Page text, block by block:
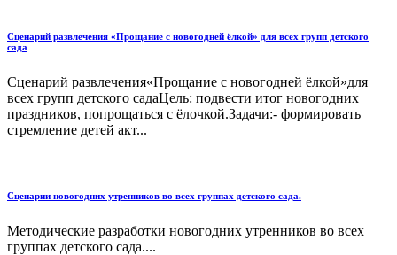
Сценарий развлечения «Прощание с новогодней ёлкой» для всех групп детского
сада
Сценарий развлечения«Прощание с новогодней ёлкой»для
всех групп детского садаЦель: подвести итог новогодних
праздников, попрощаться с ёлочкой.Задачи:- формировать
стремление детей акт...
Сценарии новогодних утренников во всех группах детского сада.
Методические разработки новогодних утренников во всех
группах детского сада....